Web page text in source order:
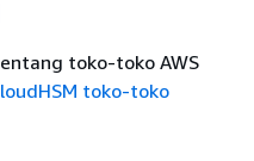
toko-toko AWS
toko-toko